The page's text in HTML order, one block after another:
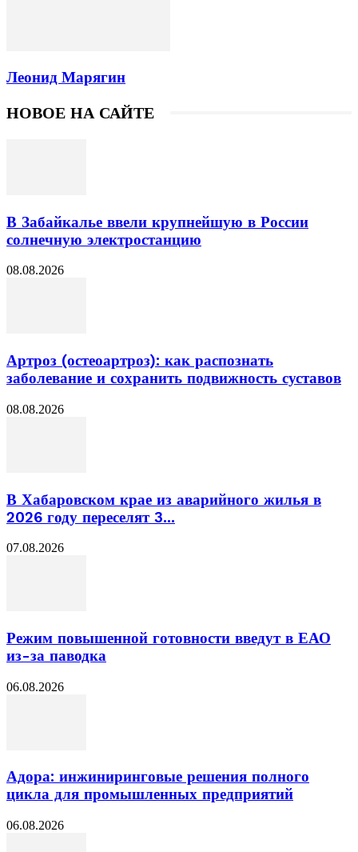
Леонид Марягин
НОВОЕ НА САЙТЕ
В Забайкалье ввели крупнейшую в России
солнечную электростанцию
08.08.2026
Артроз (остеоартроз): как распознать
заболевание и сохранить подвижность суставов
08.08.2026
В Хабаровском крае из аварийного жилья в
2026 году переселят 3...
07.08.2026
Режим повышенной готовности введут в ЕАО
из-за паводка
06.08.2026
Адора: инжиниринговые решения полного
цикла для промышленных предприятий
06.08.2026